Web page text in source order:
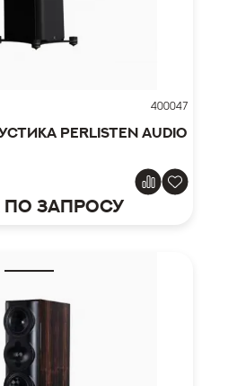
400047
Perlisten Audio
по запросу